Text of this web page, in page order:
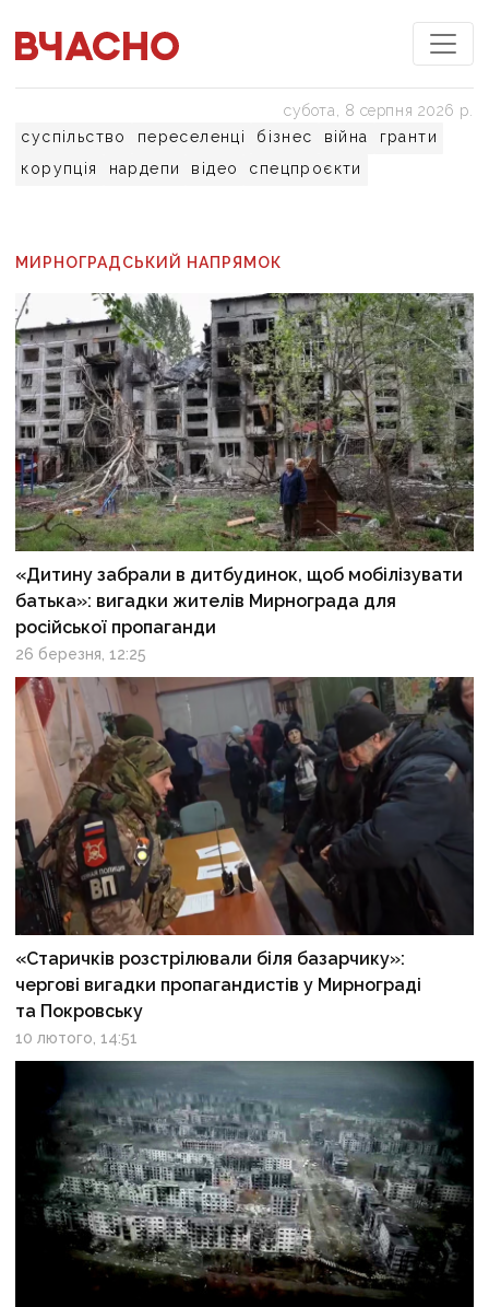
суспільство переселенці бізнес війна
гранти
корупція
нардепи відео спецпроєкти
субота, 8 серпня 2026 р.
МИРНОГРАДСЬКИЙ НАПРЯМОК
«Дитину забрали в дитбудинок, щоб мобілізувати
батька»: вигадки жителів Мирнограда для
російської пропаганди
26 березня, 12:25
«Старичків розстрілювали біля базарчику»:
чергові вигадки пропагандистів у Мирнограді
та Покровську
10 лютого, 14:51